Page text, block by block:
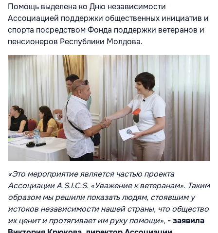
Помощь выделена ко Дню независимости
Ассоциацией поддержки общественных инициатив и
спорта посредством Фонда поддержки ветеранов и
пенсионеров Республики Молдова.
«Это мероприятие является частью проекта
Ассоциации A.S.I.C.S. «Уважение к ветеранам». Таким
образом мы решили показать людям, стоявшим у
истоков независимости нашей страны, что общество
их ценит и протягивает им руку помощи», - заявила